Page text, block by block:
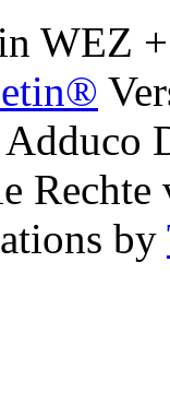
WEZ
Rechte
by